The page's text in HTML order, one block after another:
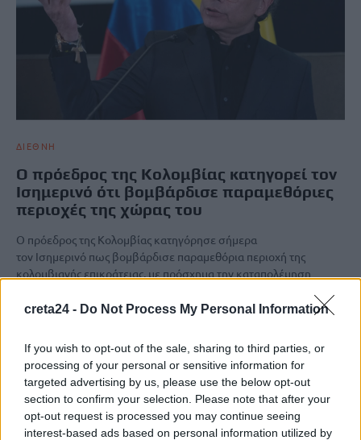
creta24 - Do Not Process My Personal Information
If you wish to opt-out of the sale, sharing to third parties, or
processing of your personal or sensitive information for
targeted advertising by us, please use the below opt-out
section to confirm your selection. Please note that after your
opt-out request is processed you may continue seeing
interest-based ads based on personal information utilized by
ΔΙΕΘΝΗ
Ο πρόεδρος της Κολομβίας κατηγορεί τον
Ισημερινό ότι βομβάρδισε παραμεθόριες
περιοχές της χώρας του
Ο πρόεδρος της Κολομβίας κατηγόρησε σήμερα
τον Ισημερινό πως βομβάρδισε παραμεθόρια περιοχή της
κολομβιανής επικράτειας, με πρόσχημα την καταπολέμηση
Newsroom 17 Μαρτίου, 2026
ΡΟΗ ΕΙΔΗΣΕΩΝ
Ποιες οι απάτητες παραλίες της Ελλάδας – My coast: Πώς θα
κάνετε καταγγελία για παρανομίες